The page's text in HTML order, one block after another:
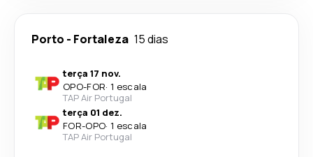
Porto - Fortaleza 15 dias
terça 17 nov.
OPO-FOR· 1 escala
TAP Air Portugal
terça 01 dez.
FOR-OPO· 1 escala
TAP Air Portugal